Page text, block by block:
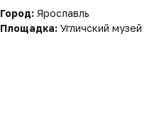
Город: Ярославль
Площадка: Угличский музей